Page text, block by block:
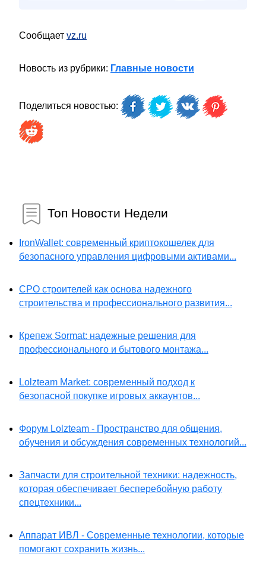
Сообщает vz.ru
Новость из рубрики: Главные новости
Поделиться новостью:
Топ Новости Недели
IronWallet: современный криптокошелек для
безопасного управления цифровыми активами...
СРО строителей как основа надежного
строительства и профессионального развития...
Крепеж Sormat: надежные решения для
профессионального и бытового монтажа...
Lolzteam Market: современный подход к
безопасной покупке игровых аккаунтов...
Форум Lolzteam - Пространство для общения,
обучения и обсуждения современных технологий...
Запчасти для строительной техники: надежность,
которая обеспечивает бесперебойную работу
спецтехники...
Аппарат ИВЛ - Современные технологии, которые
помогают сохранить жизнь...